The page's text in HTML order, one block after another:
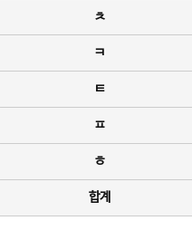
ㅊ
ㅋ
ㅌ
ㅍ
ㅎ
합계